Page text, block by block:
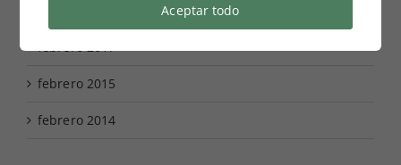
febrero 2015
febrero 2014
Aceptar todo